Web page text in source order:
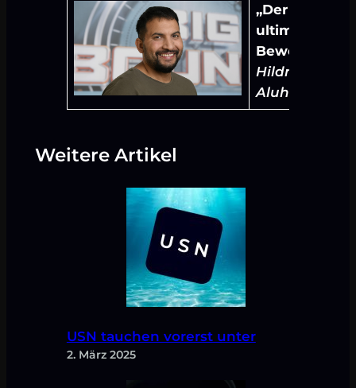
,,Der
ultimative
Beweis!“
Hildmann,
Aluhut-Profi)
Weitere Artikel
USN tauchen vorerst unter
2. März 2025